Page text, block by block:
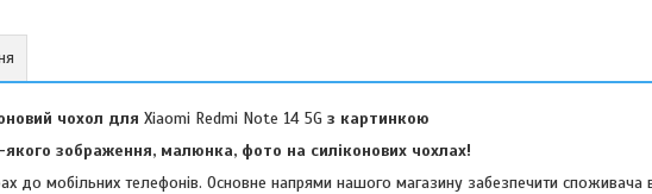
чохол для Xiaomi Redmi Note 14 5G з картинкою
зображення, малюнка, фото на силіконових чохлах!
до мобільних телефонів. Основне напрями нашого магазину забезпечити споживача